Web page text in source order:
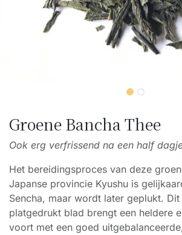
Groene Bancha Thee
Ook erg verfrissend na een half
Het bereidingsproces van deze
Japanse provincie Kyushu is
Sencha, maar wordt later geplukt.
platgedrukt blad brengt een heldere
voort met een goed